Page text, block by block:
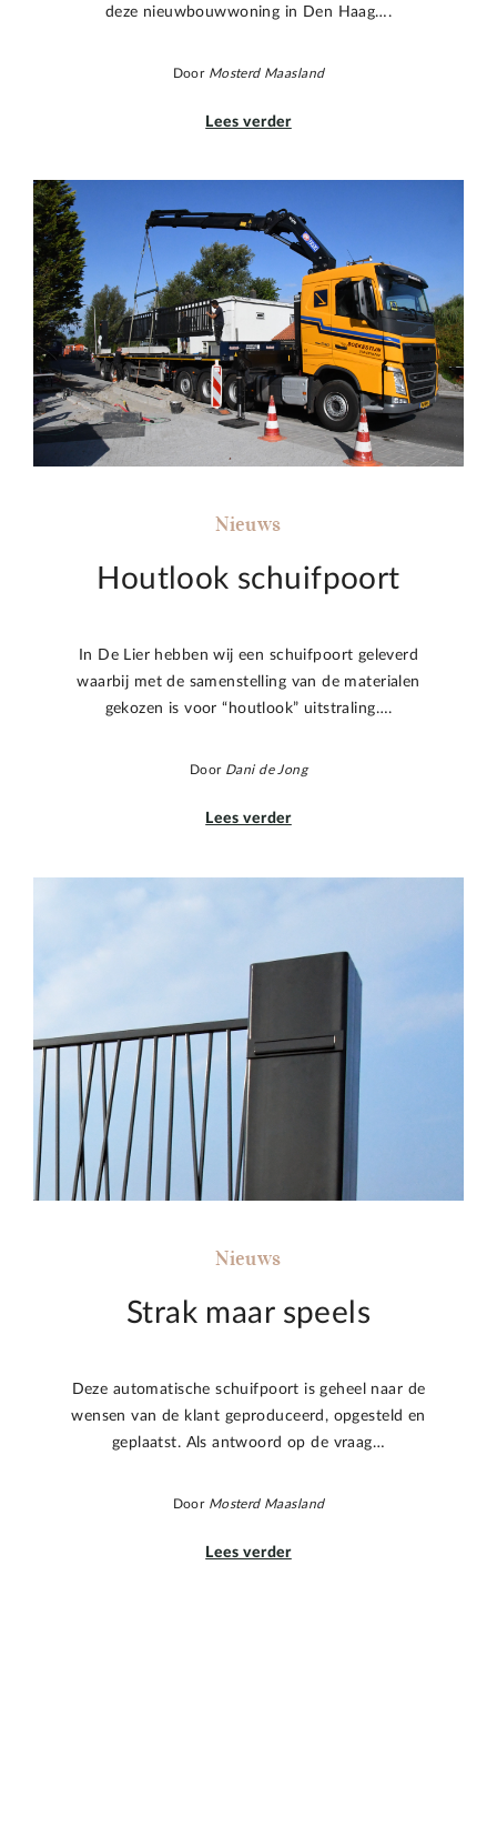
deze nieuwbouwwoning in Den Haag….
Door Mosterd Maasland
Lees verder
Nieuws
Houtlook schuifpoort
In De Lier hebben wij een schuifpoort geleverd
waarbij met de samenstelling van de materialen
gekozen is voor “houtlook” uitstraling….
Door Dani de Jong
Lees verder
Nieuws
Strak maar speels
Deze automatische schuifpoort is geheel naar de
wensen van de klant geproduceerd, opgesteld en
geplaatst. Als antwoord op de vraag…
Door Mosterd Maasland
Lees verder